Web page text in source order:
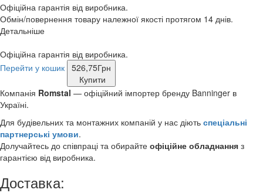
Офіційна гарантія від виробника.
Обмін/повернення товару належної якості протягом 14 днів.
Детальніше
Офіційна гарантія від виробника.
Перейти у кошик 526,75Грн
Купити
Компанія Romstal — офіційний імпортер бренду Banninger в
Україні.
Для будівельних та монтажних компаній у нас діють спеціальні
партнерські умови.
Долучайтесь до співпраці та обирайте офіційне обладнання з
гарантією від виробника.
Доставка: